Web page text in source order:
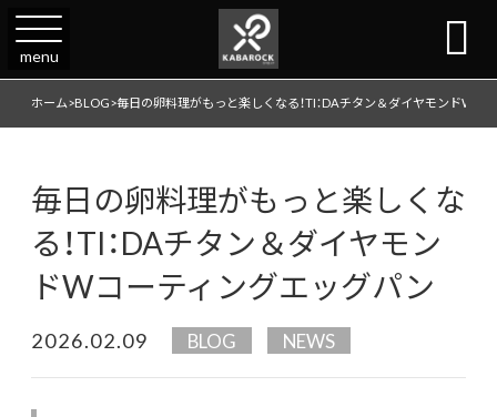
menu 
ホーム>BLOG>毎日の卵料理がもっと楽しくなる！TI：DAチタン＆ダイヤモンドWコ
毎日の卵料理がもっと楽しくな
る！TI：DAチタン＆ダイヤモン
ドWコーティングエッグパン
2026.02.09 BLOG NEWS